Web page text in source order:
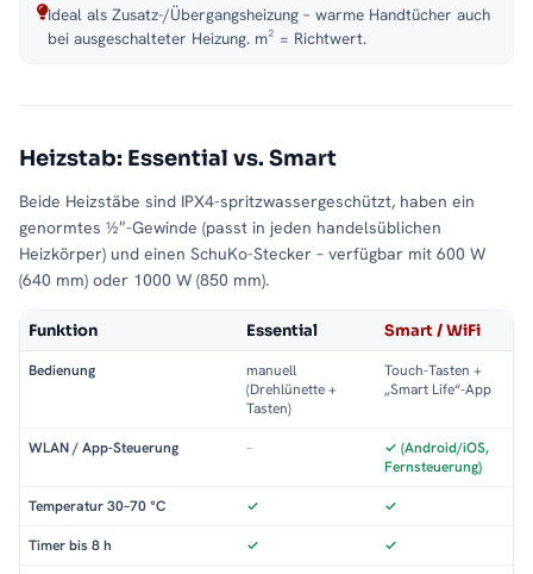
Diematte Oberfläche in Anthrazitverleiht dem PREMIUM
ALRONA Heizkörper eine edle und moderne Ausstrahlung.
industriell inspirierten Badezimmerkonzepten ein echter
Heizkörper vor Abnutzung und erhält seinen stilvollen Look
auch bei täglichem Gebrauch.
Robuste Stahl-Verarbeitung für den täglichen
Einsatz
Der PREMIUM ALRONA überzeugt durch seinelanglebige
Stahlkonstruktion
, die für maximale Stabilität und Effizienz
sorgt. Stahl als Material bietethervorragende
gleichmäßig im gesamten Raum verteilt wird. Die matte
zusätzlich vor Kratzern, Stößen und Feuchtigkeit
den täglichen Einsatz im Badezimmer.
Ideal als Zusatz-/Übergangsheizung – warme Handtücher auch
bei ausgeschalteter Heizung. m² = Richtwert.
Heizstab: Essential vs. Smart
Beide Heizstäbe sind IPX4-spritzwassergeschützt, haben ein
genormtes ½″-Gewinde (passt in jeden handelsüblichen
Heizkörper) und einen SchuKo-Stecker – verfügbar mit 600 W
(640 mm) oder 1000 W (850 mm).
Funktion Essential Smart / WiFi
Bedienung
manuell
(Drehlünette +
Tasten)
Touch-Tasten +
„Smart Life“-App
WLAN / App-Steuerung –
✓ (Android/iOS,
Fernsteuerung)
Temperatur 30–70 °C ✓ ✓
Timer bis 8 h ✓ ✓